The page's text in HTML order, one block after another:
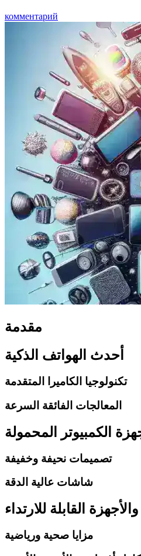
комментарий
مقدمة
أحدث الهواتف الذكية
تكنولوجيا الكاميرا المتقدمة
المعالجات الفائقة السرعة
الكمبيوتر المحمولة
تصميمات نحيفة وخفيفة
شاشات عالية الدقة
القابلة للارتداء
مزايا صحية ورياضية